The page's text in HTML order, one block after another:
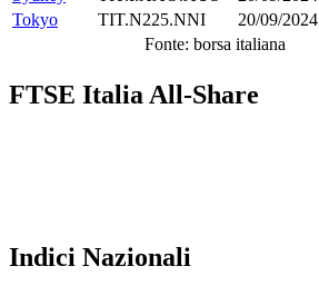
Tokyo
TIT.N225.NNI 20/09/2024
Fonte: borsa italiana
FTSE Italia All-Share
Indici Nazionali